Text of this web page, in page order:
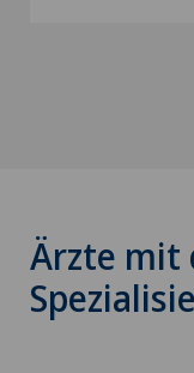
Ärzte mit